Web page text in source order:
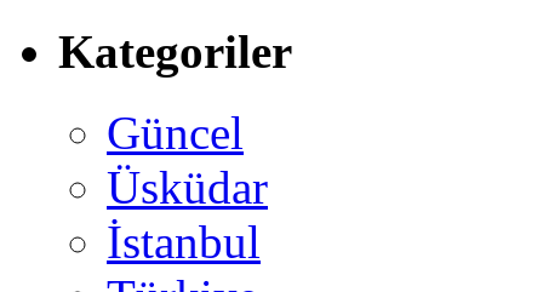
Kategoriler
Güncel
Üsküdar
İstanbul